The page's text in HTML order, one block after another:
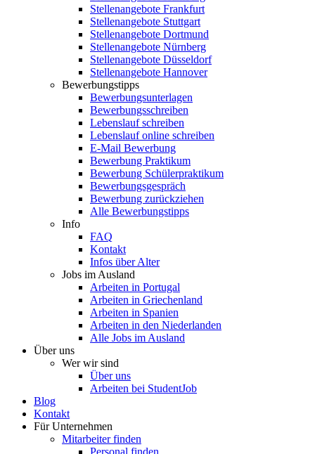
Stellenangebote Frankfurt
Stellenangebote Stuttgart
Stellenangebote Dortmund
Stellenangebote Nürnberg
Stellenangebote Düsseldorf
Stellenangebote Hannover
Bewerbungstipps
Bewerbungsunterlagen
Bewerbungsschreiben
Lebenslauf schreiben
Lebenslauf online schreiben
E-Mail Bewerbung
Bewerbung Praktikum
Bewerbung Schülerpraktikum
Bewerbungsgespräch
Bewerbung zurückziehen
Alle Bewerbungstipps
Info
FAQ
Kontakt
Infos über Alter
Jobs im Ausland
Arbeiten in Portugal
Arbeiten in Griechenland
Arbeiten in Spanien
Arbeiten in den Niederlanden
Alle Jobs im Ausland
Über uns
Wer wir sind
Über uns
Arbeiten bei StudentJob
Blog
Kontakt
Für Unternehmen
Mitarbeiter finden
Personal finden